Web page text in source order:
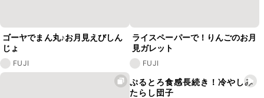
ゴーヤでまん丸♪お月見えびしん
じょ
FUJI
ライスペーパーで！りんごのお月
見ガレット
FUJI
ぷるとろ食感長続き！冷やしみ
たらし団子